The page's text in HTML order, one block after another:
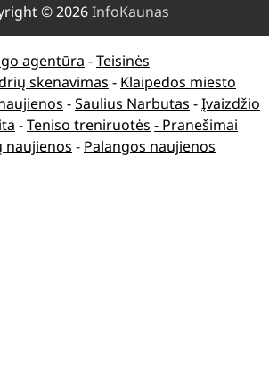
© 2026InfoKaunas
agentūra -Teisinės
skenavimas - Klaipedos miesto
-Saulius Narbutas -Įvaizdžio
-Teniso treniruotės - Pranešimai
naujienos - Palangos naujienos